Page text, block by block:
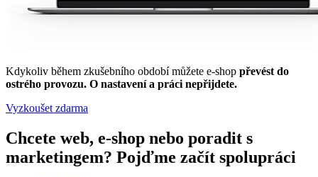
Kdykoliv během zkušebního období můžete e-shop převést do
ostrého provozu. O nastavení a práci nepřijdete.
Vyzkoušet zdarma
Chcete web, e-shop nebo poradit s
marketingem? Pojďme začít spolupráci